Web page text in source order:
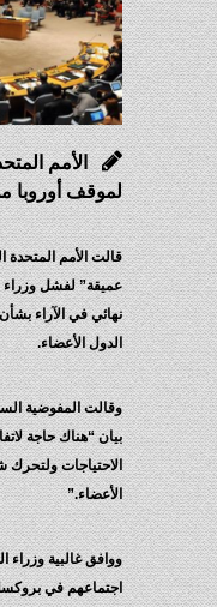
الأمم
لموقف أوروبا
قالت الأمم المتحدة
عميقة” لفشل وزراء
الدول الأعضاء.
وقالت المفوضية
بيان “هناك حاجة
الاحتياجات
الأعضاء.”
ووافق غالبية وزراء
اجتماعهم في